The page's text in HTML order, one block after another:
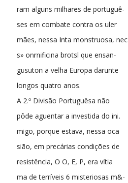
ram alguns milhares de portuguê-
ses em combate contra os uler
mães, nessa Inta monstruosa, nec
s» onrnificina brotsl que ensan-
gusuton a velha Europa darunte
longos quatro anos.
A 2.º Divisão Portuguêsa não
pôde aguentar a investida do ini.
migo, porque estava, nessa oca
sião, em precárias condições de
resistência, O O, E, P, era vítia
ma de terríveis 6 misteriosas m&-